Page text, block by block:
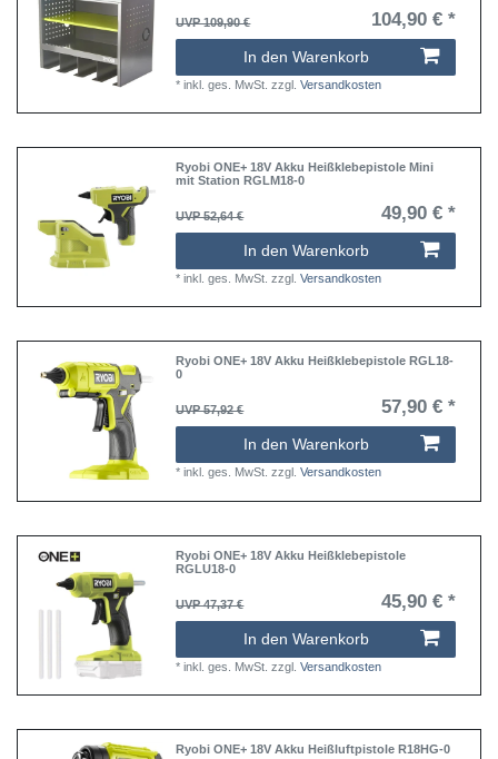
UVP 109,90 € 104,90 € *
In den Warenkorb
*inkl. ges. MwSt. zzgl.Versandkosten
Ryobi ONE+ 18V Akku Heißklebepistole Mini
mit Station RGLM18-0
UVP 52,64 € 49,90 € *
In den Warenkorb
*inkl. ges. MwSt. zzgl.Versandkosten
Ryobi ONE+ 18V Akku Heißklebepistole RGL18-
0
UVP 57,92 € 57,90 € *
In den Warenkorb
*inkl. ges. MwSt. zzgl.Versandkosten
Ryobi ONE+ 18V Akku Heißklebepistole
RGLU18-0
UVP 47,37 € 45,90 € *
In den Warenkorb
*inkl. ges. MwSt. zzgl.Versandkosten
Ryobi ONE+ 18V Akku Heißluftpistole R18HG-0